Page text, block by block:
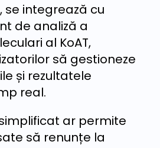
se integrează cu
de analiză a
al KoAT,
să gestioneze
și rezultatele
real.
ar permite
să renunțe la